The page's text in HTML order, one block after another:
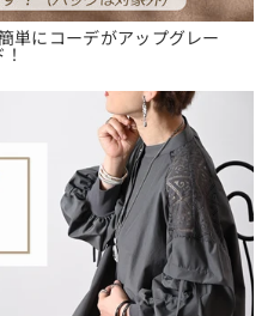
単にコーデがアップグレー
！